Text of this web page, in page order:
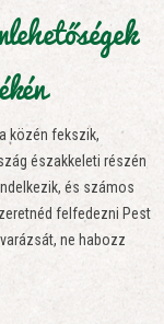
közén fekszik,
északkeleti részén
és számos
felfedezni Pest
ne habozz